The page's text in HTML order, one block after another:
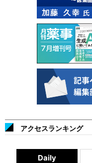
アクセスランキング
Daily